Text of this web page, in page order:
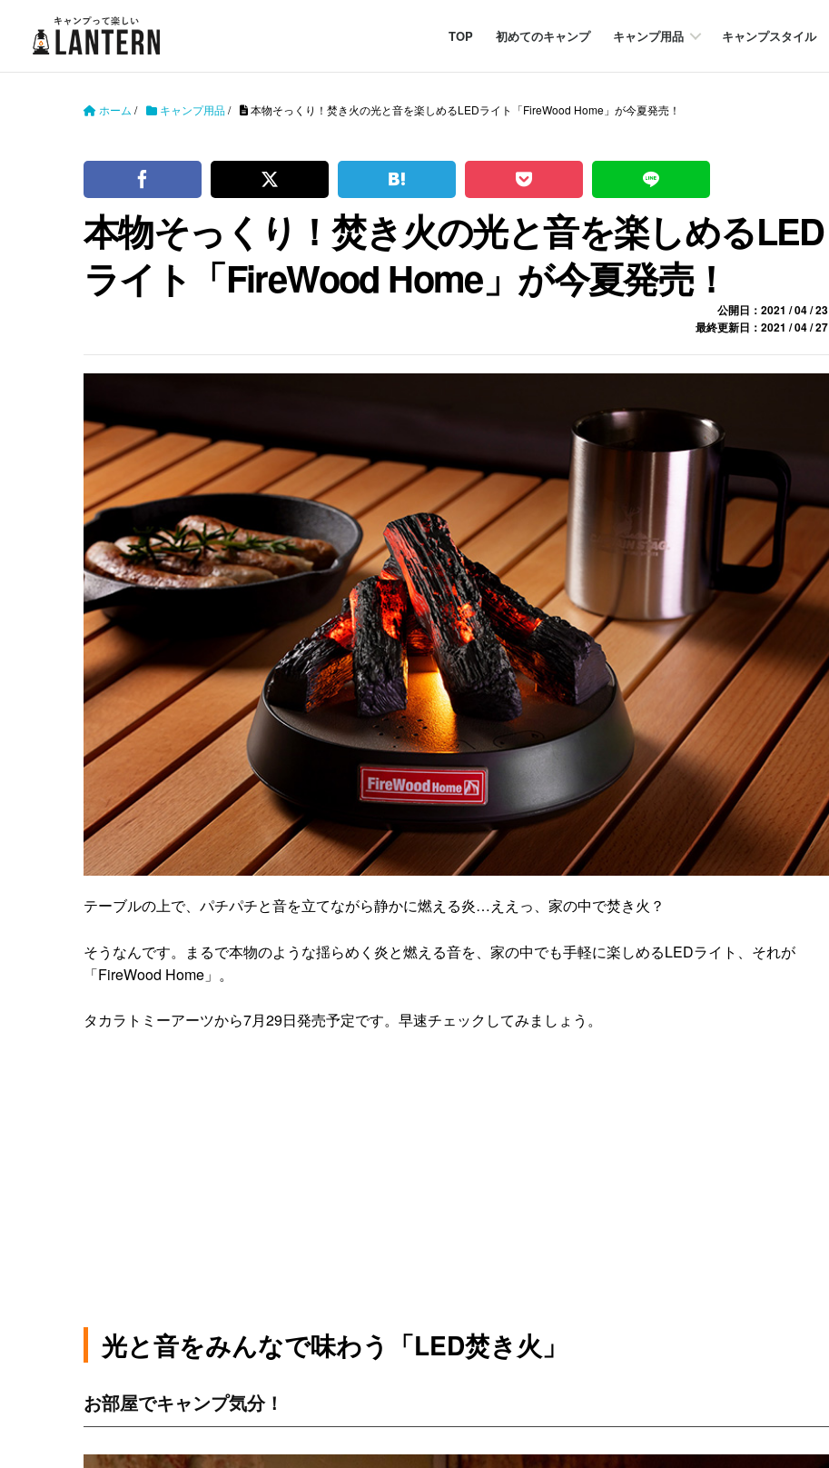
TOP 初めてのキャンプ キャンプ用品 キャンプスタイル
ホーム / キャンプ用品/ 本物そっくり！焚き火の光と音を楽しめるLEDライト「FireWood Home」が今夏発売！
本物そっくり！焚き火の光と音を楽しめるLED
ライト「FireWood Home」が今夏発売！
公開日：2021 / 04 / 23
最終更新日：2021 / 04 / 27
テーブルの上で、パチパチと音を立てながら静かに燃える炎…ええっ、家の中で焚き火？
そうなんです。まるで本物のような揺らめく炎と燃える音を、家の中でも手軽に楽しめるLEDライト、それが
「FireWood Home」。
タカラトミーアーツから7月29日発売予定です。早速チェックしてみましょう。
光と音をみんなで味わう「LED焚き火」
お部屋でキャンプ気分！